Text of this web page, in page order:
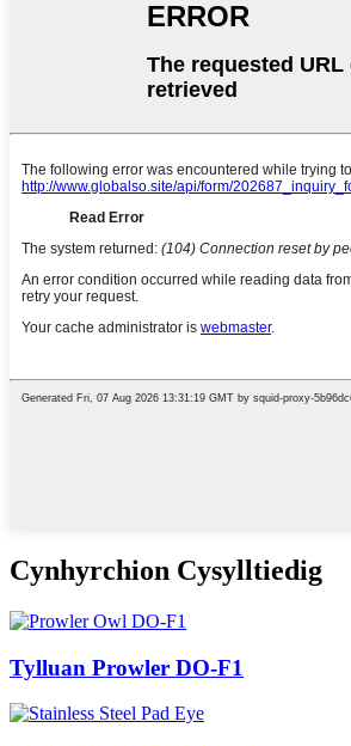
Cynhyrchion Cysylltiedig
Tylluan Prowler DO-F1